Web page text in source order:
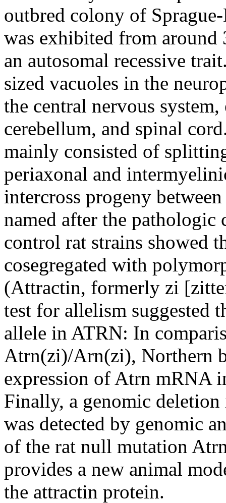
outbred colony of
was exhibited from around
an autosomal recessive
sized vacuoles in the
the central nervous
cerebellum, and spinal
mainly consisted of
periaxonal and
intercross progeny
named after the pathologic
control rat strains showed
cosegregated with
(Attractin, formerly zi
test for allelism suggested
allele in ATRN: In
Atrn(zi)/Arn(zi), Northern
expression of Atrn mRNA
Finally, a genomic
was detected by genomic
of the rat null mutation
provides a new animal
the attractin protein.